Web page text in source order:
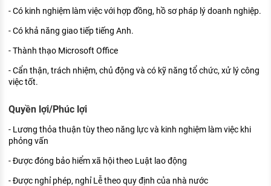
- Có kinh nghiệm làm việc với hợp đồng, hồ sơ pháp lý doanh nghiệp.
- Có khả năng giao tiếp tiếng Anh.
- Thành thạo Microsoft Office
- Cẩn thận, trách nhiệm, chủ động và có kỹ năng tổ chức, xử lý công
việc tốt.
Quyền lợi/Phúc lợi
- Lương thỏa thuận tùy theo năng lực và kinh nghiệm làm việc khi
phỏng vấn
- Được đóng bảo hiểm xã hội theo Luật lao động
- Được nghỉ phép, nghỉ Lễ theo quy định của nhà nước